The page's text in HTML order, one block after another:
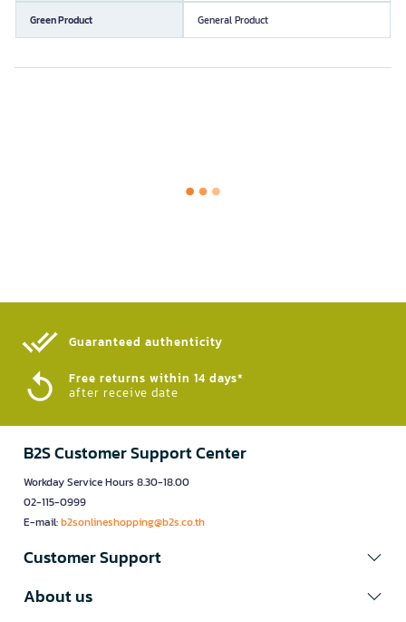
Green Product General Product
Guaranteed authenticity​
Free returns within 14 days*
after receive date
B2S Customer Support Center
Workday Service Hours 8.30-18.00
02-115-0999
E-mail:b2sonlineshopping@b2s.co.th
Customer Support
About us